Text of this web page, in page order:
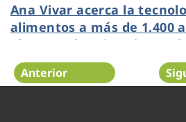
Ana Vivar acerca la
alimentos a más de 1.400
alumnos de Primaria en
programa Aquae STEM
Anterior